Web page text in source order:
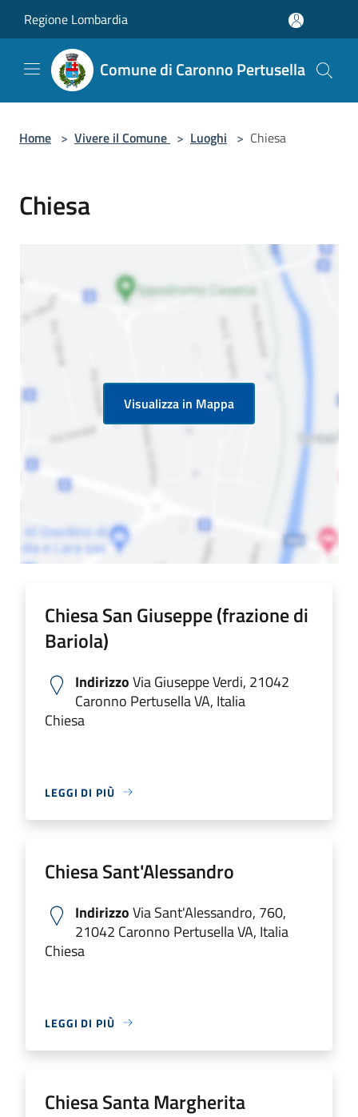
Regione Lombardia
Comune di Caronno Pertusella
Home > Vivere il Comune > Luoghi > Chiesa
Chiesa
Visualizza in Mappa
Chiesa San Giuseppe (frazione di
Bariola)
IndirizzoVia Giuseppe Verdi, 21042
Caronno Pertusella VA, Italia
Chiesa
LEGGI DI PIÙ
Chiesa Sant'Alessandro
IndirizzoVia Sant'Alessandro, 760,
21042 Caronno Pertusella VA, Italia
Chiesa
LEGGI DI PIÙ
Chiesa Santa Margherita